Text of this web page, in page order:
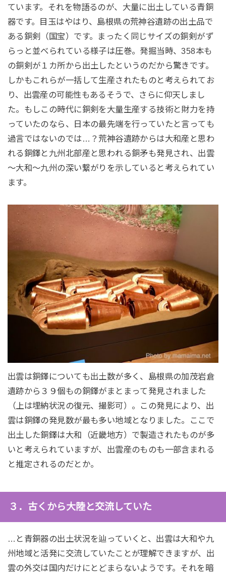
ています。それを物語るのが、大量に出土している青銅
器です。目玉はやはり、島根県の荒神谷遺跡の出土品で
ある銅剣（国宝）です。まったく同じサイズの銅剣がず
らっと並べられている様子は圧巻。発掘当時、358本も
の銅剣が１カ所から出土したというのだから驚きです。
しかもこれらが一括して生産されたものと考えられてお
り、出雲産の可能性もあるそうで、さらに仰天しまし
た。もしこの時代に銅剣を大量生産する技術と財力を持
っていたのなら、日本の最先端を行っていたと言っても
過言ではないのでは…？荒神谷遺跡からは大和産と思わ
れる銅鐸と九州北部産と思われる銅矛も発見され、出雲
～大和～九州の深い繋がりを示していると考えられてい
ます。
出雲は銅鐸についても出土数が多く、島根県の加茂岩倉
遺跡から３９個もの銅鐸がまとまって発見されました
（上は埋納状況の復元、撮影可）。この発見により、出
雲は銅鐸の発見数が最も多い地域となりました。ここで
出土した銅鐸は大和（近畿地方）で製造されたものが多
いと考えられていますが、出雲産のものも一部含まれる
と推定されるのだとか。
３．古くから大陸と交流していた
…と青銅器の出土状況を辿っていくと、出雲は大和や九
州地域と活発に交流していたことが理解できますが、出
雲の外交は国内だけにとどまらないようです。それを暗